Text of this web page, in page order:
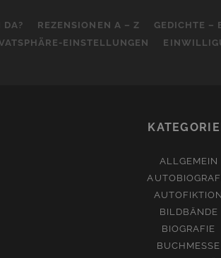
DA? REZENSIONEN A – Z
GEDICHTE –
EINSTELLUNGEN
ALLGEMEIN
AUTOFIKTION
BILDBÄNDE
BIOGRAFIE
BUCHMESSE